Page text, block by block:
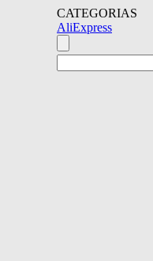
CATEGORIAS
AliExpress